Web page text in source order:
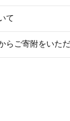
て
らご寄附をいた